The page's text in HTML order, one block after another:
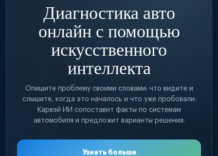
Диагностика авто
онлайн с помощью
искусственного
интеллекта
Опишите проблему своими словами: что видите и
слышите, когда это началось и что уже пробовали.
Карвэй ИИ сопоставит факты по системам
автомобиля и предложит варианты решения.
Узнать больше